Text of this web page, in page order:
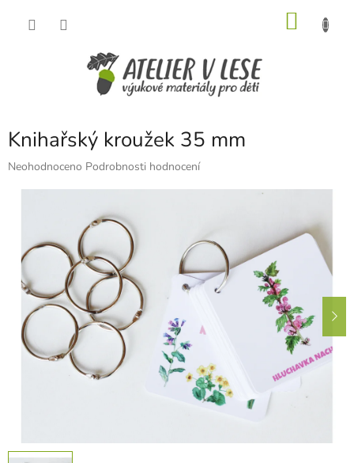
Knihařský kroužek 35 mm
Průměrné
Neohodnoceno Podrobnosti hodnocení